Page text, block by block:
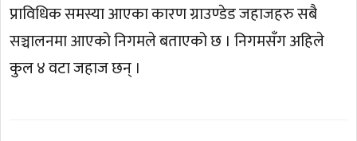
प्राविधिक समस्या आएका कारण ग्राउण्डेड जहाजहरु सबै
सञ्चालनमा आएको निगमले बताएको छ । निगमसँग अहिले
कुल ४ वटा जहाज छन् ।